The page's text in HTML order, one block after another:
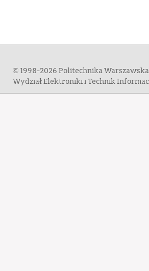
© 1998-2026 Politechnika
Wydział Elektroniki i Technik